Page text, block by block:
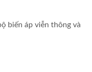
biến áp viễn thông và